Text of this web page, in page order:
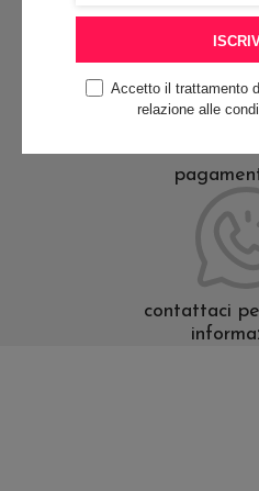
prodotto
spedizione
contattaci
Accetto il trattamento
relazione alle